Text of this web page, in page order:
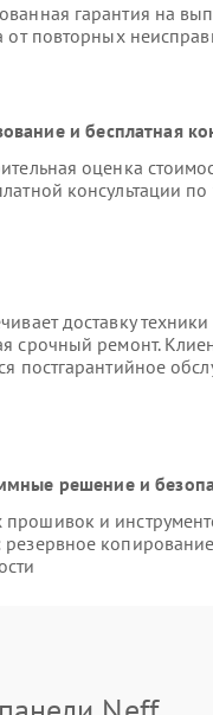
гарантия на
от повторных
и бесплатная
оценка
консультации
доставку
срочный ремонт.
постгарантийное
решение и
и